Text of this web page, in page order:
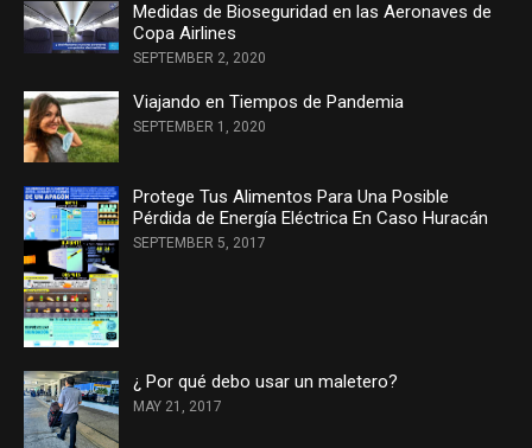
Medidas de Bioseguridad en las Aeronaves de
Copa Airlines
SEPTEMBER 2, 2020
Viajando en Tiempos de Pandemia
SEPTEMBER 1, 2020
Protege Tus Alimentos Para Una Posible
Pérdida de Energía Eléctrica En Caso Huracán
SEPTEMBER 5, 2017
¿ Por qué debo usar un maletero?
MAY 21, 2017